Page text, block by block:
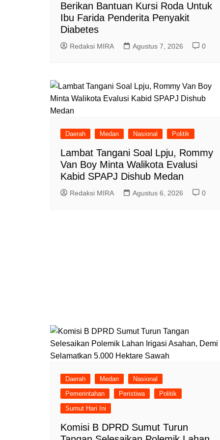
Berikan Bantuan Kursi Roda Untuk
Ibu Farida Penderita Penyakit
Diabetes
Redaksi MIRA Agustus 7, 2026 0
Daerah Medan Nasional Politik
Lambat Tangani Soal Lpju, Rommy
Van Boy Minta Walikota Evalusi
Kabid SPAPJ Dishub Medan
Redaksi MIRA Agustus 6, 2026 0
Daerah Medan
Nasional
Pemerintahan
Peristiwa
Politik
Sumut Hari Ini
Komisi B DPRD Sumut Turun